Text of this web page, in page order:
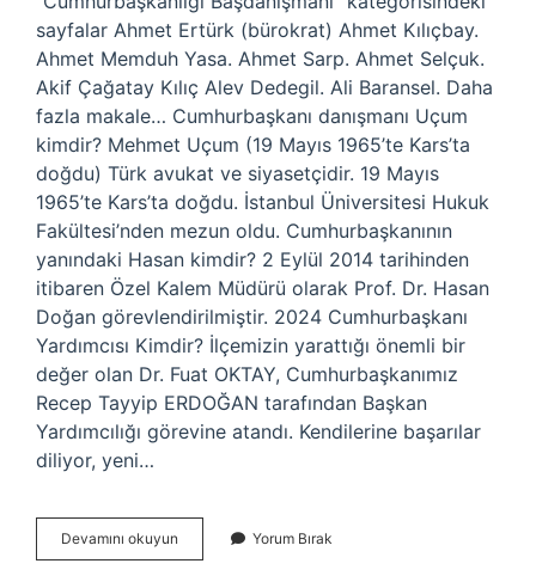
sayfalar Ahmet Ertürk (bürokrat) Ahmet Kılıçbay.
Ahmet Memduh Yasa. Ahmet Sarp. Ahmet Selçuk.
Akif Çağatay Kılıç Alev Dedegil. Ali Baransel. Daha
fazla makale… Cumhurbaşkanı danışmanı Uçum
kimdir? Mehmet Uçum (19 Mayıs 1965’te Kars’ta
doğdu) Türk avukat ve siyasetçidir. 19 Mayıs
1965’te Kars’ta doğdu. İstanbul Üniversitesi Hukuk
Fakültesi’nden mezun oldu. Cumhurbaşkanının
yanındaki Hasan kimdir? 2 Eylül 2014 tarihinden
itibaren Özel Kalem Müdürü olarak Prof. Dr. Hasan
Doğan görevlendirilmiştir. 2024 Cumhurbaşkanı
Yardımcısı Kimdir? İlçemizin yarattığı önemli bir
değer olan Dr. Fuat OKTAY, Cumhurbaşkanımız
Recep Tayyip ERDOĞAN tarafından Başkan
Yardımcılığı görevine atandı. Kendilerine başarılar
diliyor, yeni…
Devamını okuyun Cumhurbaşkanı
Danışmanı
Yorum Bırak